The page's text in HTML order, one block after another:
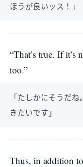
ほうが良いッス！」
“That’s true. If
too.”
「たしかにそうだ
きたいです」
Thus, in addition